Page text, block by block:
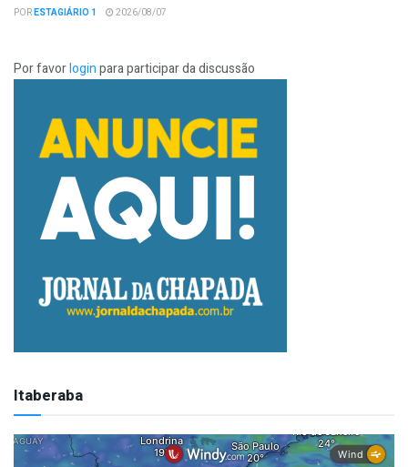
PORESTAGIÁRIO 1 2026/08/07
Por favorloginpara participar da discussão
Itaberaba